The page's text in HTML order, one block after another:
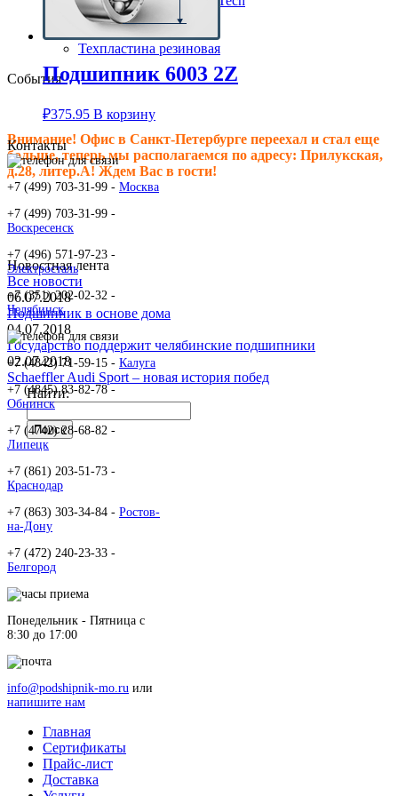
Сальники подшипника
Клиновые ремни
Техпластина резиновая
События
Внимание! Офис в Санкт-Петербурге переехал и стал еще
больше, теперь мы располагаемся по адресу: Прилукская,
д.28, литер.А! Ждем Вас в гости!
Новостная лента
Все новости
06.07.2018
Подшипник в основе дома
04.07.2018
Государство поддержит челябинские подшипники
02.07.2018
Schaeffler Audi Sport – новая история побед
Найти:
Подшипник 6003 2Z
₽375.95 В корзину
Контакты
+7 (499) 703-31-99 - Москва
+7 (499) 703-31-99 -
Воскресенск
+7 (496) 571-97-23 -
Электросталь
+7 (351) 202-02-32 -
Челябинск
+7 (4842) 71-59-15 - Калуга
+7 (4845) 83-82-78 -
Обнинск
+7 (4742) 28-68-82 -
Липецк
+7 (861) 203-51-73 -
Краснодар
+7 (863) 303-34-84 - Ростов-
на-Дону
+7 (472) 240-23-33 -
Белгород
Понедельник - Пятница c
8:30 до 17:00
info@podshipnik-mo.ru или
напишите нам
Главная
Сертификаты
Прайс-лист
Доставка